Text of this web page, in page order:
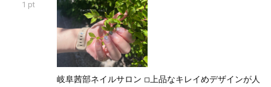
1 pt
岐阜茜部ネイルサロン ◽︎上品なキレイめデザインが人